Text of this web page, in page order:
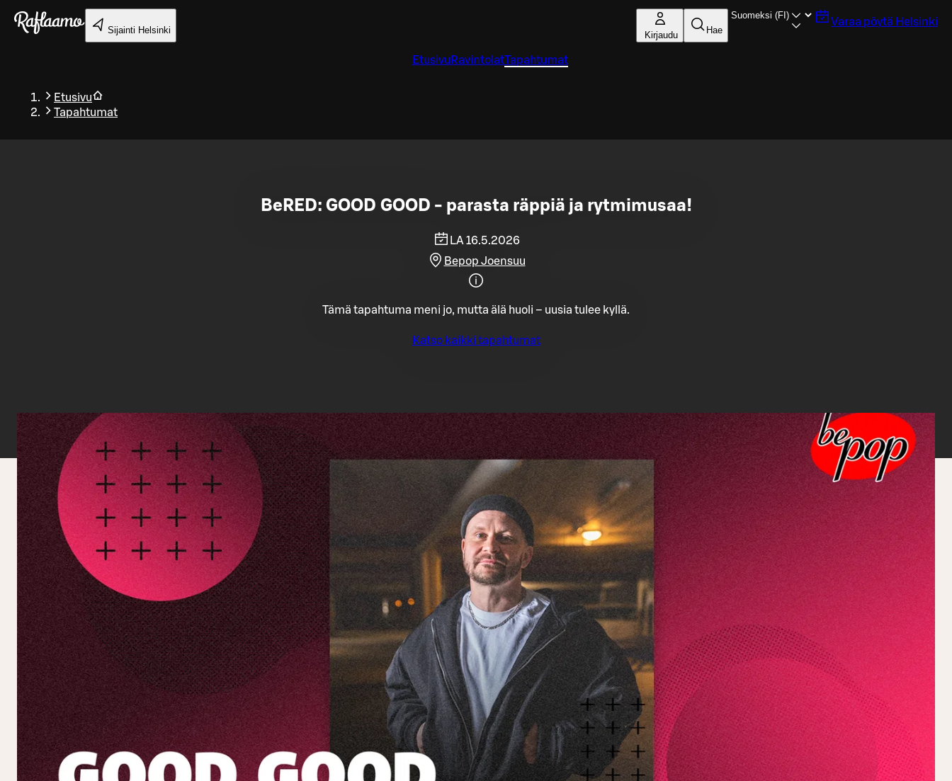
Siirry pääsisältöön
Sijainti Helsinki Kirjaudu Hae
Varaa pöytä Helsinki
Etusivu RavintolatTapahtumat
Etusivu
Tapahtumat
Takaisin
BeRED: GOOD GOOD - parasta räppiä ja rytmimusaa!
LA 16.5.2026
Bepop Joensuu
Tämä tapahtuma meni jo, mutta älä huoli – uusia tulee kyllä.
Katso kaikki tapahtumat